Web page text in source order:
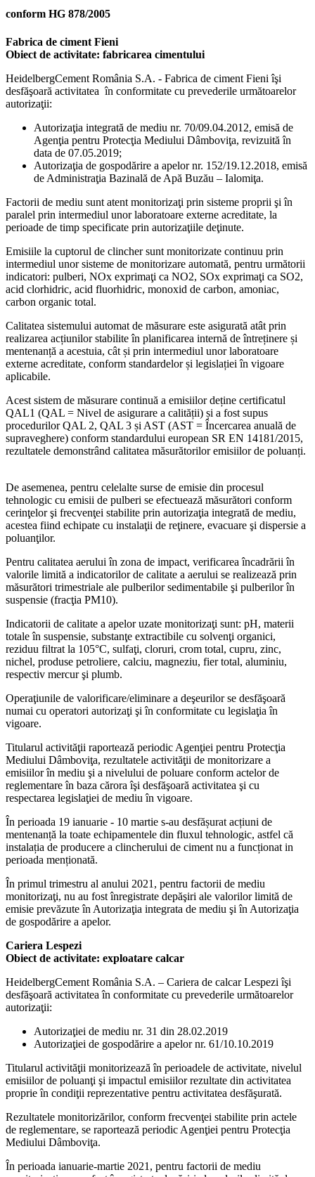
conform HG 878/2005
Fabrica de ciment Fieni
Obiect de activitate: fabricarea cimentului
HeidelbergCement România S.A. - Fabrica de ciment Fieni îşi
desfăşoară activitatea în conformitate cu prevederile următoarelor
autorizaţii:
Autorizaţia integrată de mediu nr. 70/09.04.2012, emisă de
Agenţia pentru Protecţia Mediului Dâmboviţa, revizuită în
data de 07.05.2019;
Autorizaţia de gospodărire a apelor nr. 152/19.12.2018, emisă
de Administraţia Bazinală de Apă Buzău – Ialomiţa.
Factorii de mediu sunt atent monitorizaţi prin sisteme proprii şi în
paralel prin intermediul unor laboratoare externe acreditate, la
perioade de timp specificate prin autorizaţiile deţinute.
Emisiile la cuptorul de clincher sunt monitorizate continuu prin
intermediul unor sisteme de monitorizare automată, pentru următorii
indicatori: pulberi, NOx exprimaţi ca NO2, SOx exprimaţi ca SO2,
acid clorhidric, acid fluorhidric, monoxid de carbon, amoniac,
carbon organic total.
Calitatea sistemului automat de măsurare este asigurată atât prin
realizarea acțiunilor stabilite în planificarea internă de întreținere și
mentenanță a acestuia, cât și prin intermediul unor laboratoare
externe acreditate, conform standardelor și legislației în vigoare
aplicabile.
Acest sistem de măsurare continuă a emisiilor deține certificatul
QAL1 (QAL = Nivel de asigurare a calității) și a fost supus
procedurilor QAL 2, QAL 3 și AST (AST = Încercarea anuală de
supraveghere) conform standardului european SR EN 14181/2015,
rezultatele demonstrând calitatea măsurătorilor emisiilor de poluanți.
De asemenea, pentru celelalte surse de emisie din procesul
tehnologic cu emisii de pulberi se efectuează măsurători conform
cerinţelor şi frecvenţei stabilite prin autorizaţia integrată de mediu,
acestea fiind echipate cu instalaţii de reţinere, evacuare şi dispersie a
poluanţilor.
Pentru calitatea aerului în zona de impact, verificarea încadrării în
valorile limită a indicatorilor de calitate a aerului se realizează prin
măsurători trimestriale ale pulberilor sedimentabile şi pulberilor în
suspensie (fracţia PM10).
Indicatorii de calitate a apelor uzate monitorizaţi sunt: pH, materii
totale în suspensie, substanţe extractibile cu solvenţi organici,
reziduu filtrat la 105°C, sulfaţi, cloruri, crom total, cupru, zinc,
nichel, produse petroliere, calciu, magneziu, fier total, aluminiu,
respectiv mercur şi plumb.
Operaţiunile de valorificare/eliminare a deşeurilor se desfăşoară
numai cu operatori autorizaţi şi în conformitate cu legislaţia în
vigoare.
Titularul activităţii raportează periodic Agenţiei pentru Protecţia
Mediului Dâmboviţa, rezultatele activităţii de monitorizare a
emisiilor în mediu şi a nivelului de poluare conform actelor de
reglementare în baza cărora îşi desfăşoară activitatea şi cu
respectarea legislaţiei de mediu în vigoare.
În perioada 19 ianuarie - 10 martie s-au desfășurat acțiuni de
mentenanță la toate echipamentele din fluxul tehnologic, astfel că
instalația de producere a clincherului de ciment nu a funcționat in
perioada menționată.
În primul trimestru al anului 2021, pentru factorii de mediu
monitorizaţi, nu au fost înregistrate depăşiri ale valorilor limită de
emisie prevăzute în Autorizaţia integrata de mediu şi în Autorizaţia
de gospodărire a apelor.
Cariera Lespezi
Obiect de activitate: exploatare calcar
HeidelbergCement România S.A. – Cariera de calcar Lespezi îşi
desfăşoară activitatea în conformitate cu prevederile următoarelor
autorizaţii:
Autorizaţiei de mediu nr. 31 din 28.02.2019
Autorizaţiei de gospodărire a apelor nr. 61/10.10.2019
Titularul activităţii monitorizează în perioadele de activitate, nivelul
emisiilor de poluanţi şi impactul emisiilor rezultate din activitatea
proprie în condiţii reprezentative pentru activitatea desfăşurată.
Rezultatele monitorizărilor, conform frecvenţei stabilite prin actele
de reglementare, se raportează periodic Agenţiei pentru Protecţia
Mediului Dâmboviţa.
În perioada ianuarie-martie 2021, pentru factorii de mediu